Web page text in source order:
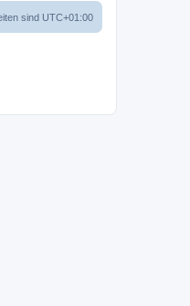
sind UTC+01:00